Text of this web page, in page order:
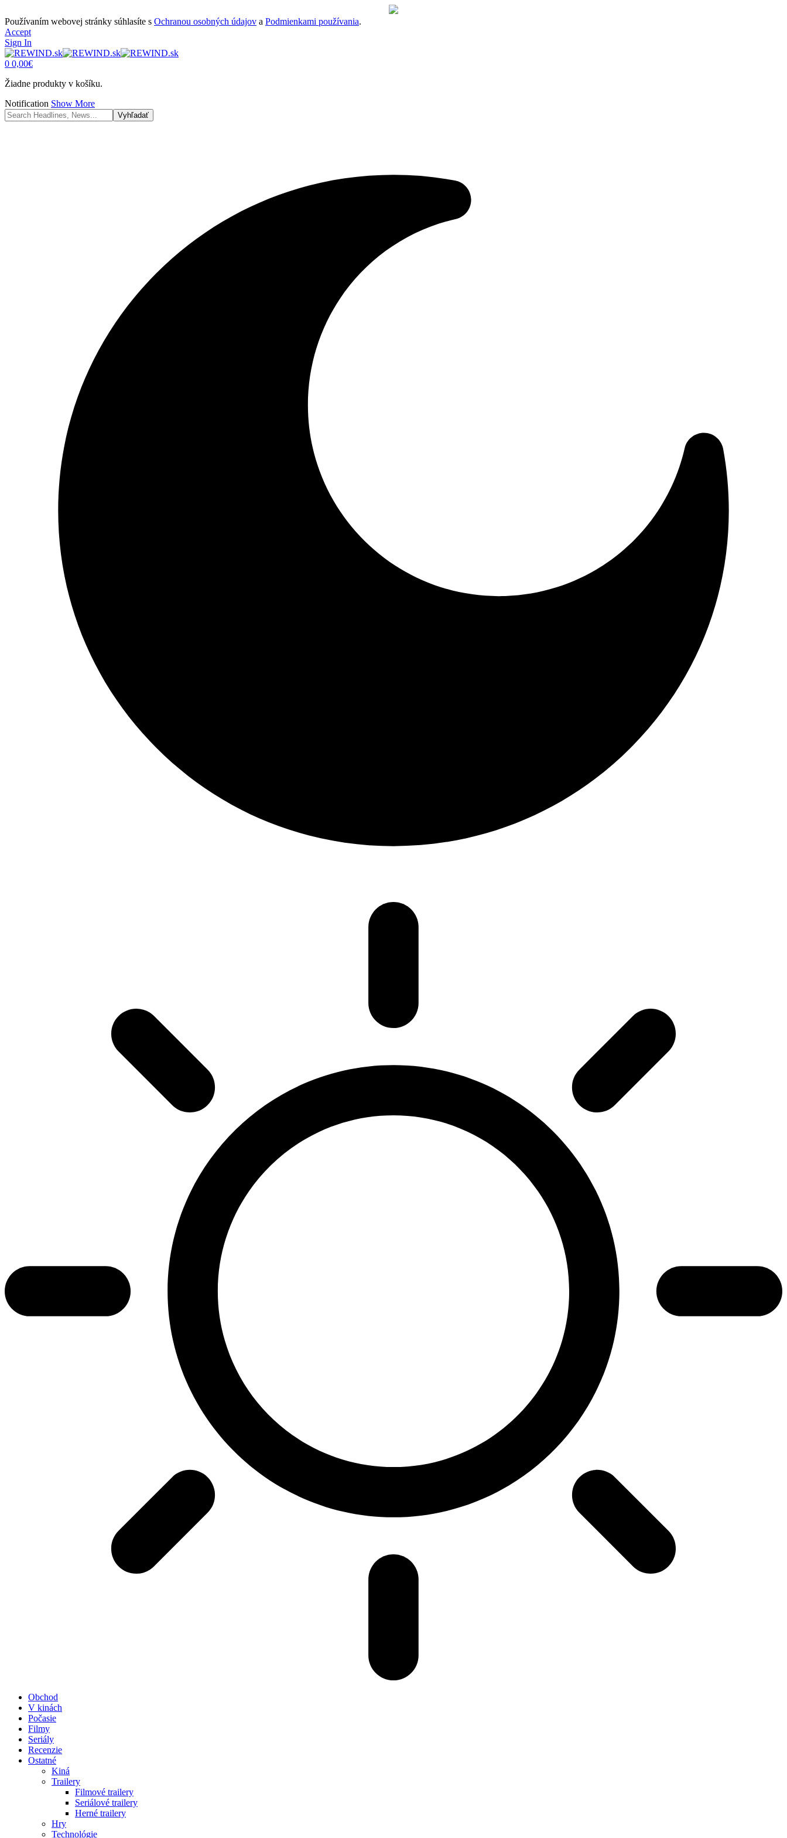
Používaním webovej stránky súhlasíte s Ochranou osobných údajov a Podmienkami používania.
Accept
Sign In
0 0,00€
Žiadne produkty v košíku.
Notification Show More
Obchod
V kinách
Počasie
Filmy
Seriály
Recenzie
Ostatné
Kiná
Trailery
Filmové trailery
Seriálové trailery
Herné trailery
Hry
Technológie